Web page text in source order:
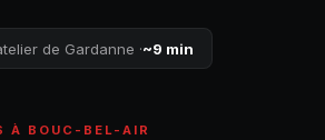
de Gardanne ·~9 min
À BOUC-BEL-AIR